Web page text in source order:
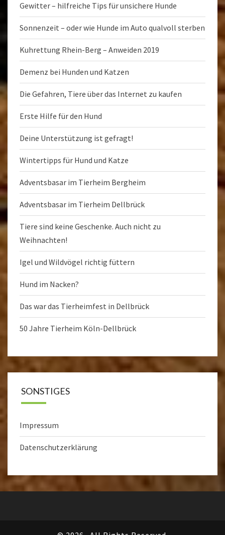
Gewitter – hilfreiche Tips für unsichere Hunde
Sonnenzeit – oder wie Hunde im Auto qualvoll sterben
Kuhrettung Rhein-Berg – Anweiden 2019
Demenz bei Hunden und Katzen
Die Gefahren, Tiere über das Internet zu kaufen
Erste Hilfe für den Hund
Deine Unterstützung ist gefragt!
Wintertipps für Hund und Katze
Adventsbasar im Tierheim Bergheim
Adventsbasar im Tierheim Dellbrück
Tiere sind keine Geschenke. Auch nicht zu
Weihnachten!
Igel und Wildvögel richtig füttern
Hund im Nacken?
Das war das Tierheimfest in Dellbrück
50 Jahre Tierheim Köln-Dellbrück
SONSTIGES
Impressum
Datenschutzerklärung